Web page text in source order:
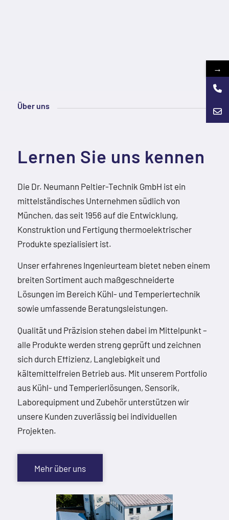
Über uns
Lernen Sie uns kennen
Die Dr. Neumann Peltier-Technik GmbH ist ein
mittelständisches Unternehmen südlich von
München, das seit 1956 auf die Entwicklung,
Konstruktion und Fertigung thermoelektrischer
Produkte spezialisiert ist.
Unser erfahrenes Ingenieurteam bietet neben einem
breiten Sortiment auch maßgeschneiderte
Lösungen im Bereich Kühl- und Temperiertechnik
sowie umfassende Beratungsleistungen.
Qualität und Präzision stehen dabei im Mittelpunkt –
alle Produkte werden streng geprüft und zeichnen
sich durch Effizienz, Langlebigkeit und
kältemittelfreien Betrieb aus. Mit unserem Portfolio
aus Kühl- und Temperierlösungen, Sensorik,
Laborequipment und Zubehör unterstützen wir
unsere Kunden zuverlässig bei individuellen
Projekten.
Mehr über uns
→